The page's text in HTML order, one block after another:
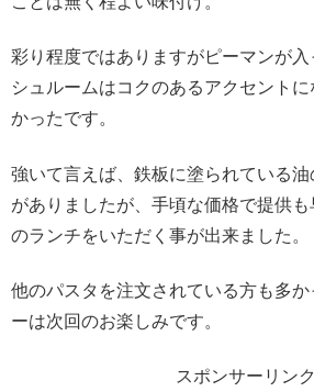
彩り程度ではありますがピーマンが
シュルームはコクのあるアクセント
かったです。
強いて言えば、鉄板に塗られている
がありましたが、手頃な価格で提供
のランチをいただく事が出来ました。
他のパスタを注文されている方も多か
ーは次回のお楽しみです。
スポンサーリンク